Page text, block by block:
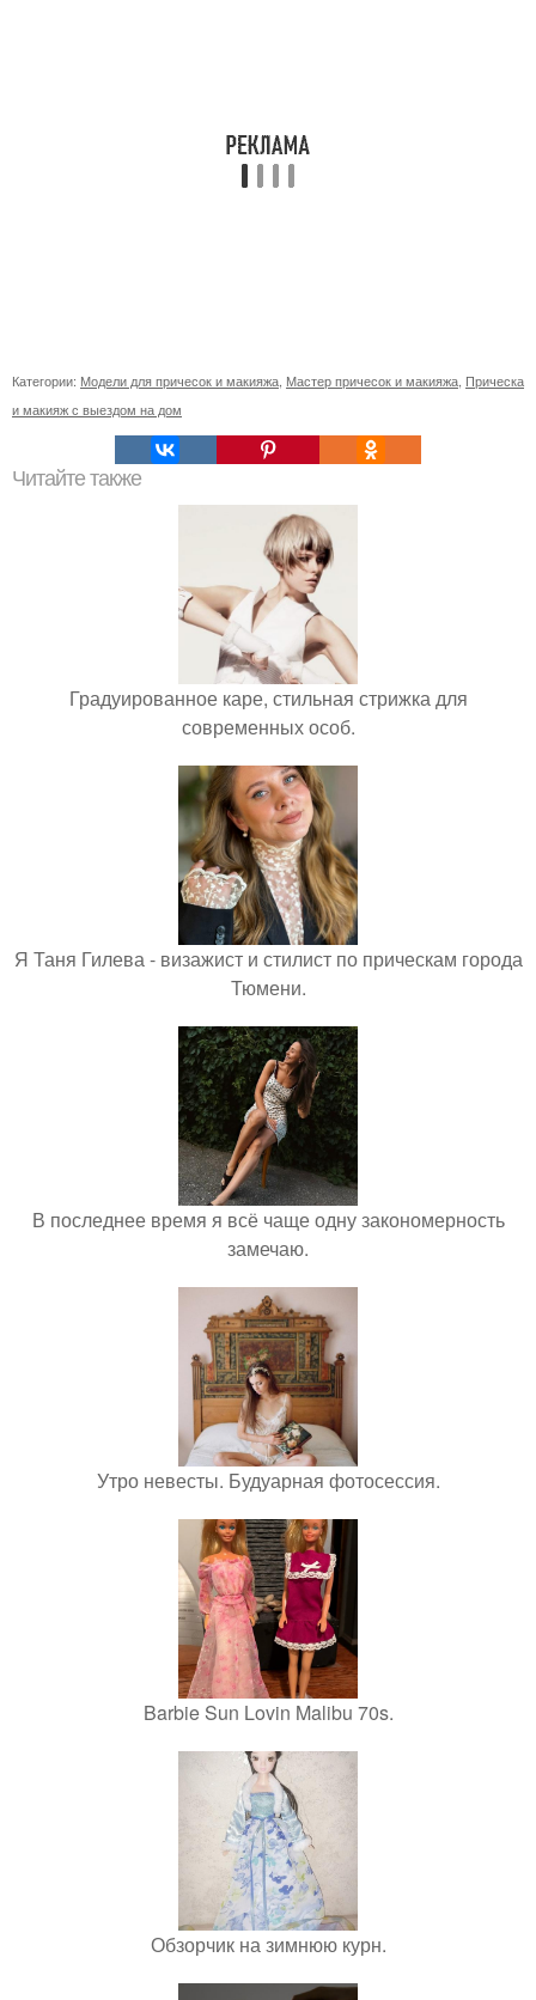
Категории: Модели для причесок и макияжа, Мастер причесок и макияжа, Прическа
и макияж с выездом на дом
Читайте также
Градуированное каре, стильная стрижка для
современных особ.
Я Таня Гилева - визажист и стилист по прическам города
Тюмени.
В последнее время я всё чаще одну закономерность
замечаю.
Утро невесты. Будуарная фотосессия.
Barbie Sun Lovin Malibu 70s.
Обзорчик на зимнюю курн.